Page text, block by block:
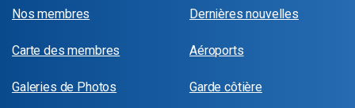
Nos membres
Carte des membres
Galeries de Photos
Dernières nouvelles
Aéroports
Garde côtière